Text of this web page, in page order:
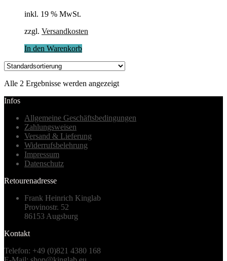
inkl. 19 % MwSt.
zzgl. Versandkosten
In den Warenkorb
Alle 2 Ergebnisse werden angezeigt
Infos
Allgemeine Geschäftsbedingungen
Zahlungsweisen
Versand & Lieferung
Widerrufsbelehrung
Impressum
Datenschutz
Retourenadresse
Frank Heinrich Kinglab
Provinostr. 52
86153 Augsburg
Kontakt
Telefon: +49 (0)821 4380 168